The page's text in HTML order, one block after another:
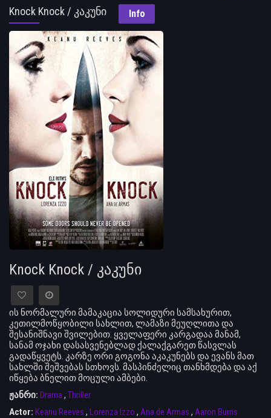
Knock Knock / კაკუნი Info
Knock Knock / კაკუნი
ის ნორმალური მამაკაცია სოლიდური სამსახურით,
კეთილმოწყობილი სახლით, ლამაზი მეუღლითა და
შესანიშნავი შვილებით. ყველაფერი კარგადაა მანამ,
სანამ ოჯახი დასასვენებლად ქალაქგარეთ წასვლას
გადაწყვეტს. კარზე ორი გოგონა აკაკუნებს და ევანს მათ
სახლში შეშვებას სთხოვს. მასპინძელიც თანხმდება და აქ
იწყება ბნელით მოცული ამბები.
ჟანრი: Drama , Thriller
Actor: Keanu Reeves , Lorenza Izzo , Ana de Armas , Aaron Burns